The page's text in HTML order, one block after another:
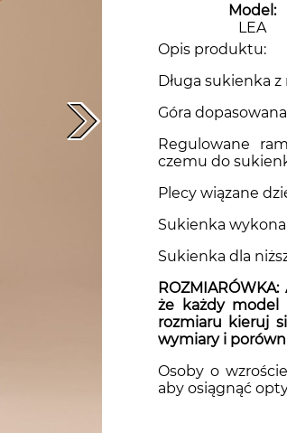
Sukienki koronkowe
Sukienki PLUS SIZE
sukienki z dekoltem woda
Niebieskie sukienki
Zielone sukienki
Granatowe sukienki
Model:
LEA
Opis produktu:
Długa sukienka
Góra
Regulowane
czemu do
Plecy wiązane
Sukienka
Sukienka dla
że każdy model
rozmiaru kieruj
wymiary i
Osoby o
aby osiągnąć